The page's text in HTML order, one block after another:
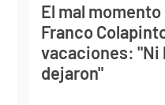
El mal
Franco
vacaciones: "Ni
dejaron"